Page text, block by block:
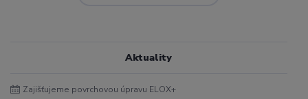
Aktuality
Zajišťujeme povrchovou úpravu ELOX+